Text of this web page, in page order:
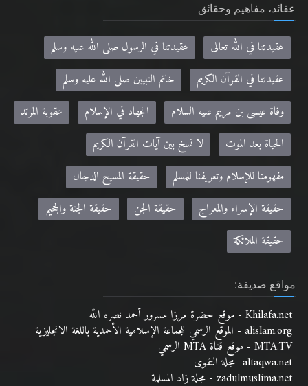
عقائد، مفاهيم وحقائق
عقيدتنا في الله تعالى
عقيدتنا في الرسول صلى الله عليه وسلم
عقيدتنا في القرآن الكريم
خاتم النبيين صلى الله عليه وسلم
وفاة عيسى بن مريم عليه السلام
الجهاد في الإسلام
الحياة بعد الموت
لا نسخ بين آيات القرآن الكريم
مفهومنا للإسلام وتعريفنا للمسلم
حقيقة المسيح الدجال
حقيقة الإسراء والمعراج
مواقع صديقة:
Khilafa.net - موقع حضرة مرزا مسرور أحمد نصره الله
alislam.org - الموقع الرسمي للجماعة الإسلامية الأحمدية باللغة الانجليزية
MTA.TV - موقع قناة MTA الرسمي